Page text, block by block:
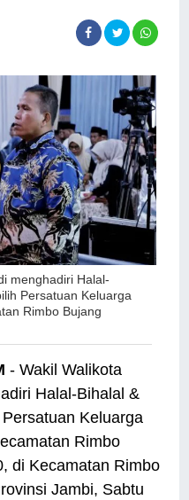
menghadiri Halal-
Persatuan Keluarga
Rimbo Bujang
- Wakil Walikota
Halal-Bihalal &
Keluarga
Rimbo
di Kecamatan Rimbo
Jambi, Sabtu